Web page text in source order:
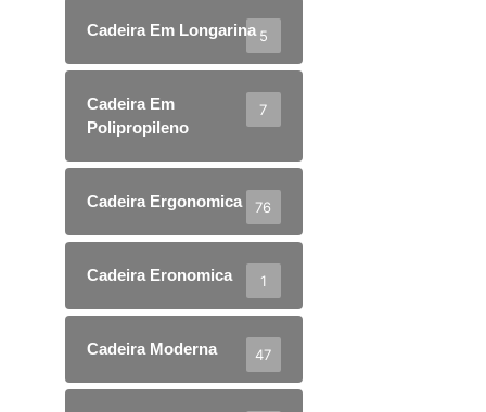
Cadeira Em Longarina 5
Cadeira Em
Polipropileno
7
Cadeira Ergonomica 76
Cadeira Eronomica 1
Cadeira Moderna 47